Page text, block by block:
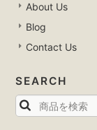
About Us
Blog
Contact Us
SEARCH